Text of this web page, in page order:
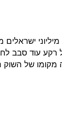
ישראלים
עוד סבב
מקומו של השוק